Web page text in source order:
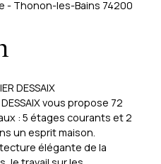
- Thonon-les-Bains 74200
DESSAIX
vous propose 72
: 5 étages courants et 2
un esprit maison.
élégante de la